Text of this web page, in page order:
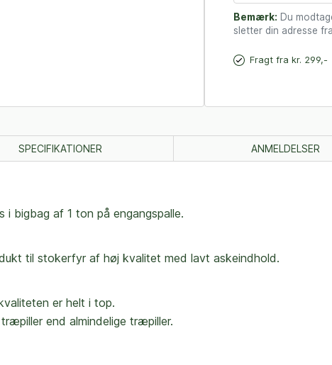
Bemærk: Du
sletter din adresse
Fragt fra kr. 299,-
SPECIFIKATIONER ANMELDELSER
bigbag af 1 ton på engangspalle.
til stokerfyr af høj kvalitet med lavt askeindhold.
er helt i top.
end almindelige træpiller.